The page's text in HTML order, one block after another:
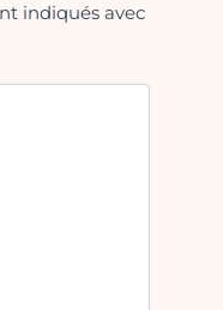
indiqués avec